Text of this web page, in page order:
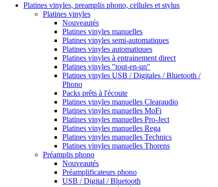
Platines vinyles, preamplis phono, cellules et stylus
Platines vinyles
Nouveautés
Platines vinyles manuelles
Platines vinyles semi-automatiques
Platines vinyles automatiques
Platines vinyles à entrainement direct
Platines vinyles "tout-en-un"
Platines vinyles USB / Digitales / Bluetooth /
Phono
Packs prêts à l'écoute
Platines vinyles manuelles Clearaudio
Platines vinyles manuelles MoFi
Platines vinyles manuelles Pro-Ject
Platines vinyles manuelles Rega
Platines vinyles manuelles Technics
Platines vinyles manuelles Thorens
Préamplis phono
Nouveautés
Préamplificateurs phono
USB / Digital / Bluetooth